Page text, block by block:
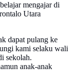
mengajar di
Utara
dapat pulang ke
kami selaku wali
sekolah.
anak-anak